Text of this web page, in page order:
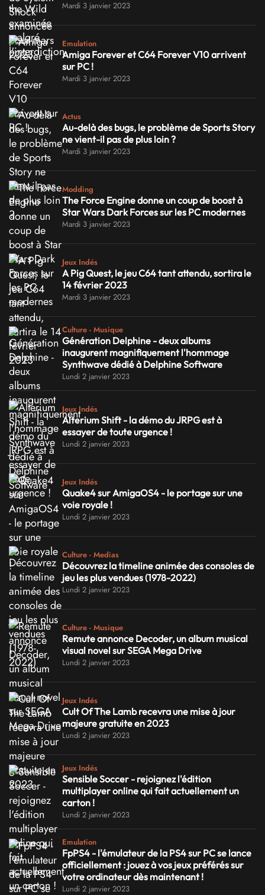
Mardi 3 janvier 2023
Emulation
Amiga Forever et C64 Forever V10 arrivent
sur PC !
Mardi 3 janvier 2023
Actus
Au-delà des bugs, le problème de Sports Story
ne vient-il pas de plus loin ?
Mardi 3 janvier 2023
Modding
The Force Engine donne un coup de boost à
Star Wars Dark Forces sur les PC modernes
Mardi 3 janvier 2023
Jeux Indés
A Pig Quest, le jeu C64 tant attendu, sortira le
14 février 2023
Mardi 3 janvier 2023
Culture - Musique
Génération Delphine - deux albums
inaugurent magnifiquement l'hommage
Synthwave dédié à Delphine Software
Lundi 2 janvier 2023
Jeux Indés
Alterium Shift - la démo du JRPG est à
essayer de toute urgence !
Lundi 2 janvier 2023
Jeux Indés
Quake4 sur AmigaOS4 - le portage sur une
voie royale !
Lundi 2 janvier 2023
Culture - Medias
Découvrez la timeline animée des consoles de
jeu les plus vendues (1978-2022)
Lundi 2 janvier 2023
Culture - Musique
Remute annonce Decoder, un album musical
visual novel sur SEGA Mega Drive
Lundi 2 janvier 2023
Jeux Indés
Cult Of The Lamb recevra une mise à jour
majeure gratuite en 2023
Lundi 2 janvier 2023
Jeux Indés
Sensible Soccer - rejoignez l'édition
multiplayer online qui fait actuellement un
carton !
Lundi 2 janvier 2023
Emulation
FpPS4 - l'émulateur de la PS4 sur PC se lance
officiellement : jouez à vos jeux préférés sur
votre ordinateur dès maintenant !
Lundi 2 janvier 2023